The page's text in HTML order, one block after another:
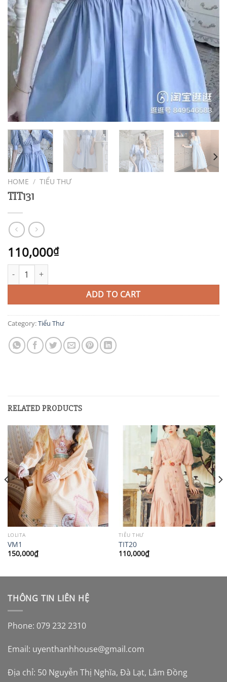
HOME / TIỂU THƯ
TIT131
110,000₫
TIT131 quantity
ADD TO CART
Category:Tiểu Thư
RELATED PRODUCTS
LOLITA
VM1
150,000₫
TIỂU THƯ
TIT20
110,000₫
THÔNG TIN LIÊN HỆ
Phone: 079 232 2310
Email: uyenthanhhouse@gmail.com
Địa chỉ: 50 Nguyễn Thị Nghĩa, Đà Lạt, Lâm Đồng